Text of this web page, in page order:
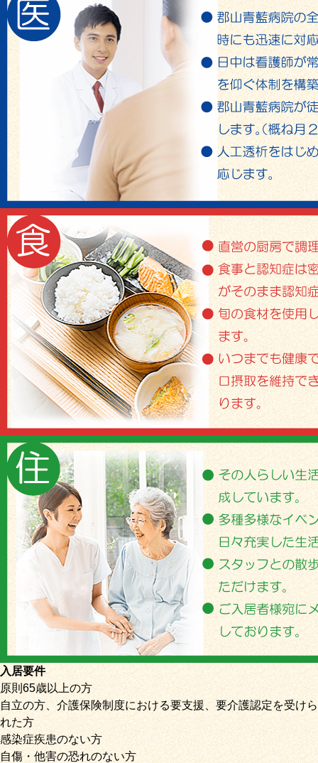
入居要件
原則65歳以上の方
自立の方、介護保険制度における要支援、要介護認定を受けら
れた方
感染症疾患のない方
自傷・他害の恐れのない方